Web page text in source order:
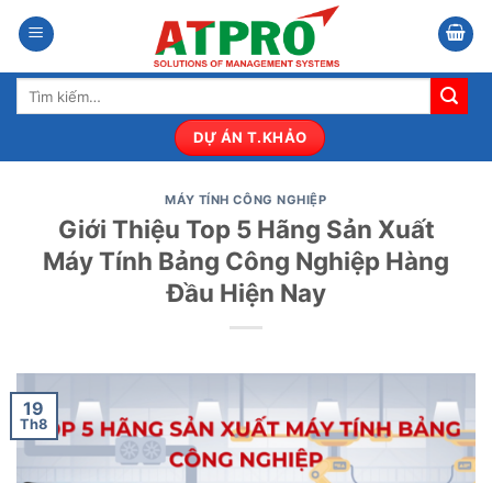
qua
nội
dung
Tìm
DỰ ÁN T.KHẢO
MÁY TÍNH CÔNG NGHIỆP
Giới Thiệu Top 5 Hãng Sản Xuất
Máy Tính Bảng Công Nghiệp Hàng
Đầu Hiện Nay
19
Th8